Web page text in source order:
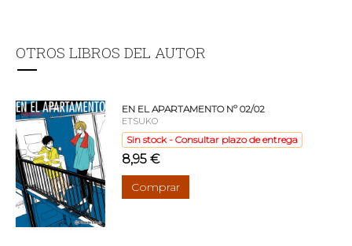
OTROS LIBROS DEL AUTOR
EN EL APARTAMENTO Nº 02/02
ETSUKO
Sin stock - Consultar plazo de entrega
8,95 €
Comprar